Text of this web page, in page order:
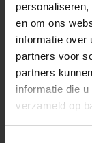
en om ons
informatie over
partners voor
partners
informatie die
verzameld op
€ 5995,-
Lees meer